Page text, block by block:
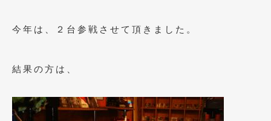
2024年1月
2023年11月 (1)
今年は、２台参戦させて頂きました。
結果の方は、